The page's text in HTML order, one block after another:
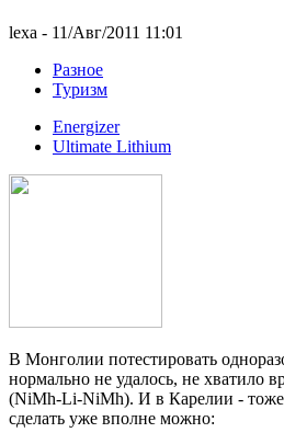
lexa - 11/Авг/2011 11:01
Разное
Туризм
Energizer
Ultimate Lithium
В Монголии потестировать
нормально не удалось, не хватило
(NiMh-Li-NiMh). И в Карелии -
сделать уже вполне можно: